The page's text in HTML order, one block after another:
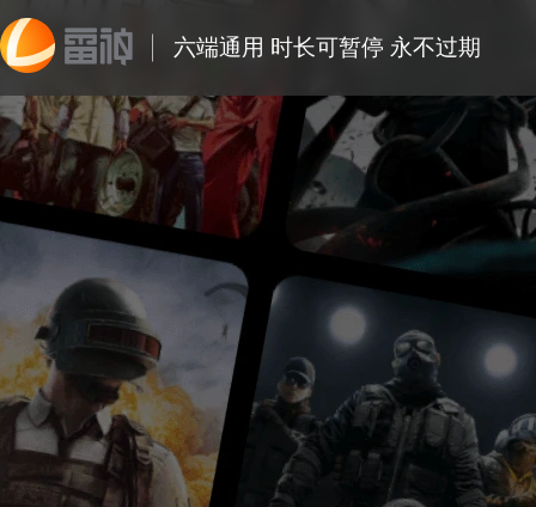
六端通用 时长可暂停 永不过期